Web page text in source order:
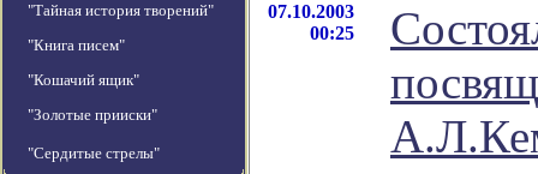
"Тайная история творений"
"Книга писем"
"Кошачий ящик"
"Золотые прииски"
"Сердитые стрелы"
07.10.2003
00:25